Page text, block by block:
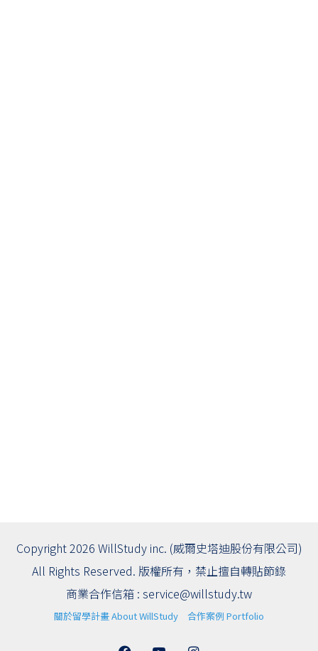
Copyright 2026 WillStudy inc. (威爾史塔迪股份有限公司)
All Rights Reserved. 版權所有，禁止擅自轉貼節錄
商業合作信箱 : service@willstudy.tw
關於留學計畫 About WillStudy 合作案例 Portfolio